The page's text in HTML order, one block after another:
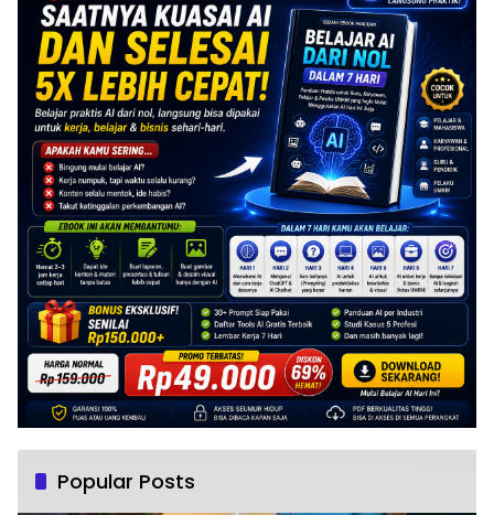
Popular Posts